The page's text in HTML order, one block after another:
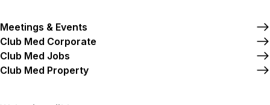
Meetings & Events
Club Med Corporate
Club Med Jobs
Club Med Property